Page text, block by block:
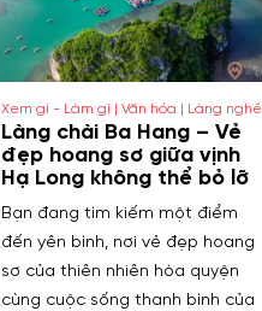
Xem gì - Làm gì | Văn hóa | Làng nghề
Làng chài Ba Hang – Vẻ
đẹp hoang sơ giữa vịnh
Hạ Long không thể bỏ lỡ
Bạn đang tìm kiếm một điểm
đến yên bình, nơi vẻ đẹp hoang
sơ của thiên nhiên hòa quyện
cùng cuộc sống thanh bình của